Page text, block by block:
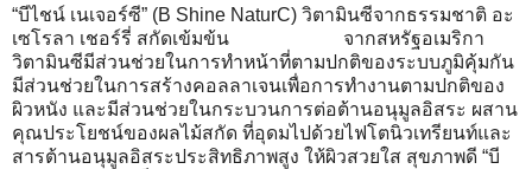
“บีไชน์ เนเจอร์ซี” (B Shine NaturC) วิตามินซีจากธรรมชาติ อะ
เซโรลา เชอร์รี่ สกัดเข้มข้น จากสหรัฐอเมริกา
วิตามินซีมีส่วนช่วยในการทำหน้าที่ตามปกติของระบบภูมิคุ้มกัน
มีส่วนช่วยในการสร้างคอลลาเจนเพื่อการทำงานตามปกติของ
ผิวหนัง และมีส่วนช่วยในกระบวนการต่อต้านอนุมูลอิสระ ผสาน
คุณประโยชน์ของผลไม้สกัด ที่อุดมไปด้วยไฟโตนิวเทรียนท์และ
สารต้านอนุมูลอิสระประสิทธิภาพสูง ให้ผิวสวยใส สุขภาพดี “บี